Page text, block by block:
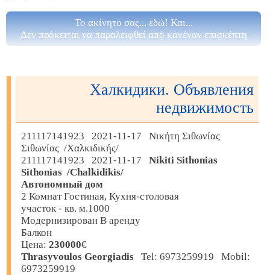
Το ακίνητο σας... εδώ! Και...
Δεν πρόκειται να παραλειφθεί από κανέναν επισκέπτη
Халкидики. Объявления
недвижимость
211117141923 2021-11-17 Νικήτη Σιθωνίας
Σιθωνίας /Χαλκιδικής/
211117141923 2021-11-17
Nikiti Sithonias
Sithonias /Chalkidikis/
Автономный дом
2 Комнат Гостиная, Кухня-столовая
участок - кв. м.1000
Модернизирован В аренду
Балкон
Цена: 230000€
Thrasyvoulos GeorgiadisTel: 6973259919 Mobil:
6973259919